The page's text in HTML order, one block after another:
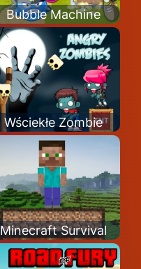
Bubble Machine
Wściekłe Zombie
Minecraft Survival